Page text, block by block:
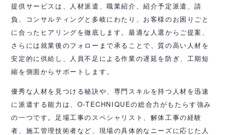
提供サービスは、人材派遣、職業紹介、紹介予定派遣、請
負、コンサルティングと多岐にわたり、お客様のお困りごと
に合ったヒアリングを徹底します。最適な人選からご提案、
さらには就業後のフォローまで承ることで、質の高い人材を
安定的に供給し、人員不足による作業の遅延を防ぎ、工期短
縮を側面からサポートします。
優秀な人材を見つける秘訣や、専門スキルを持つ人材を迅速
に派遣する能力は、O-TECHNIQUEの総合力がもたらす強み
の一つです。足場工事のスペシャリスト、解体工事の経験
者、施工管理技術者など、現場の具体的なニーズに応じた人